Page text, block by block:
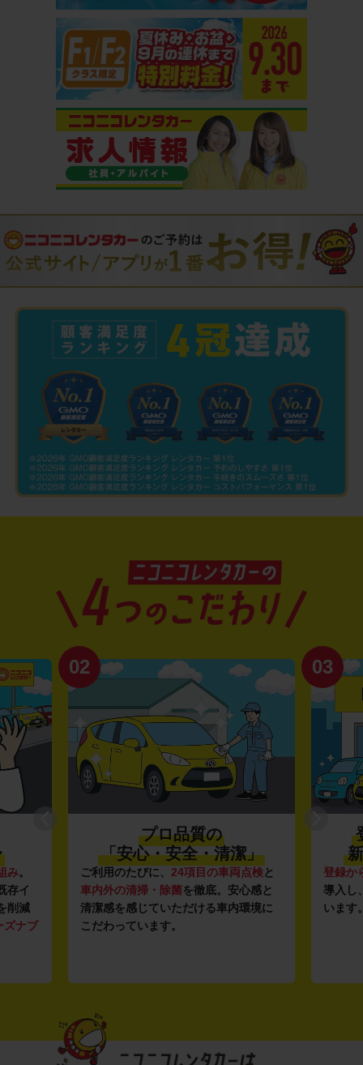
み。
存イ
削減
ズナブ
02
プロ品質の
「安心・安全・清潔」
ご利用のたびに、 24項目の車両点検と
車内外の清掃・除菌を徹底。安心感と
清潔感を感じていただける車内環境に
こだわっています。
03
登録か
導入し
います